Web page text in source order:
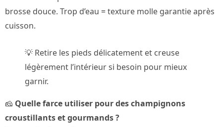
brosse douce. Trop d’eau = texture molle garantie après
cuisson.
💡 Retire les pieds délicatement et creuse
légèrement l’intérieur si besoin pour mieux
garnir.
🧀 Quelle farce utiliser pour des champignons
croustillants et gourmands ?